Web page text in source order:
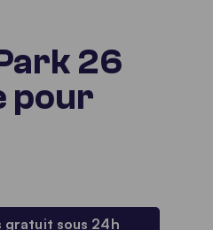
26
pour
gratuit sous 24h